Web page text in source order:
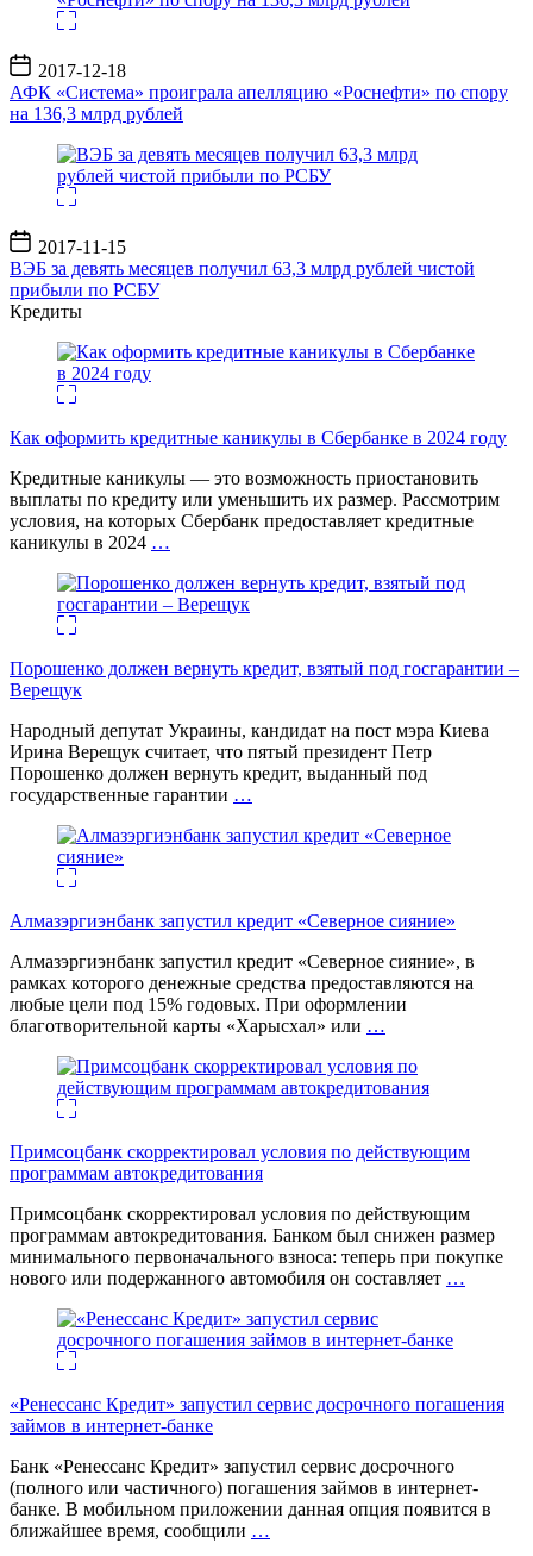
Дата
записи
2017-12-18
АФК «Система» проиграла апелляцию «Роснефти» по спору
на 136,3 млрд рублей
Дата
записи
2017-11-15
ВЭБ за девять месяцев получил 63,3 млрд рублей чистой
прибыли по РСБУ
Кредиты
Как оформить кредитные каникулы в Сбербанке в 2024 году
Кредитные каникулы — это возможность приостановить
выплаты по кредиту или уменьшить их размер. Рассмотрим
условия, на которых Сбербанк предоставляет кредитные
каникулы в 2024 …
Порошенко должен вернуть кредит, взятый под госгарантии –
Верещук
Народный депутат Украины, кандидат на пост мэра Киева
Ирина Верещук считает, что пятый президент Петр
Порошенко должен вернуть кредит, выданный под
государственные гарантии …
Алмазэргиэнбанк запустил кредит «Северное сияние»
Алмазэргиэнбанк запустил кредит «Северное сияние», в
рамках которого денежные средства предоставляются на
любые цели под 15% годовых. При оформлении
благотворительной карты «Харысхал» или …
Примсоцбанк скорректировал условия по действующим
программам автокредитования
Примсоцбанк скорректировал условия по действующим
программам автокредитования. Банком был снижен размер
минимального первоначального взноса: теперь при покупке
нового или подержанного автомобиля он составляет …
«Ренессанс Кредит» запустил сервис досрочного погашения
займов в интернет-банке
Банк «Ренессанс Кредит» запустил сервис досрочного
(полного или частичного) погашения займов в интернет-
банке. В мобильном приложении данная опция появится в
ближайшее время, сообщили …